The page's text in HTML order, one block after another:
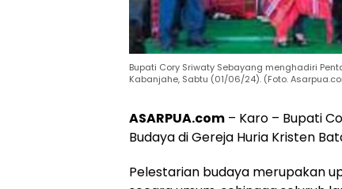
Bupati Cory Sriwaty Sebayang menghadiri
Kabanjahe, Sabtu (01/06/24). (Foto.
ASARPUA.com – Karo – Bupati
Budaya di Gereja Huria Kristen
Pelestarian budaya merupakan